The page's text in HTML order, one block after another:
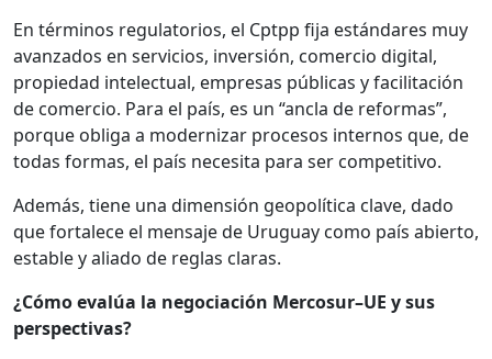
En términos regulatorios, el Cptpp fija estándares muy
avanzados en servicios, inversión, comercio digital,
propiedad intelectual, empresas públicas y facilitación
de comercio. Para el país, es un “ancla de reformas”,
porque obliga a modernizar procesos internos que, de
todas formas, el país necesita para ser competitivo.
Además, tiene una dimensión geopolítica clave, dado
que fortalece el mensaje de Uruguay como país abierto,
estable y aliado de reglas claras.
¿Cómo evalúa la negociación Mercosur–UE y sus
perspectivas?